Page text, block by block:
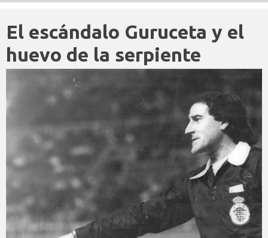
El escándalo Guruceta y el
huevo de la serpiente